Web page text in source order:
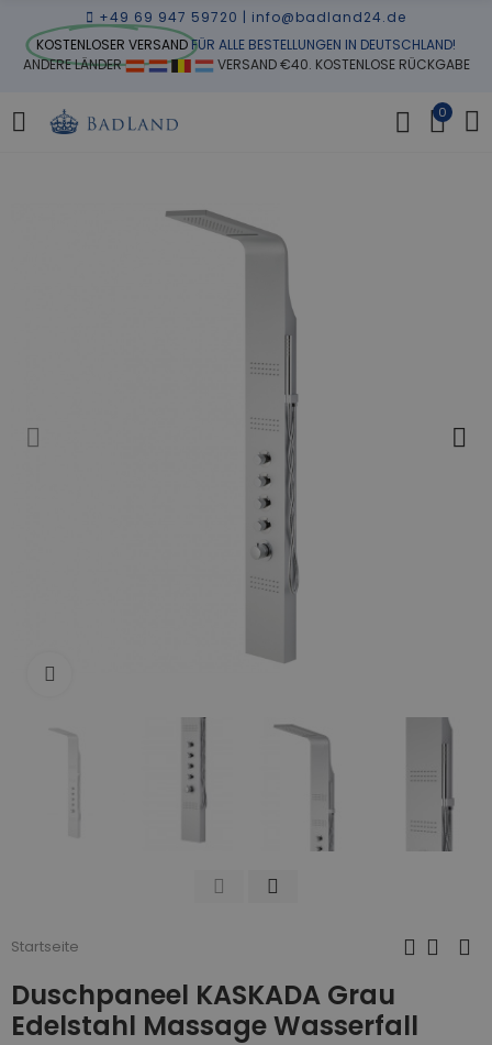
+49 69 947 59720 | info@badland24.de
KOSTENLOSER VERSANDFÜR ALLE BESTELLUNGEN IN DEUTSCHLAND!
ANDERE LÄNDER
VERSAND €40. KOSTENLOSE RÜCKGABE
0
Startseite
Duschpaneel KASKADA Grau
Edelstahl Massage Wasserfall